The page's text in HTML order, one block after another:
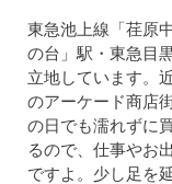
東急池上線「荏原
の台」駅・東急目
立地しています。
のアーケード商店
の日でも濡れずに
るので、仕事やお
ですよ。少し足を